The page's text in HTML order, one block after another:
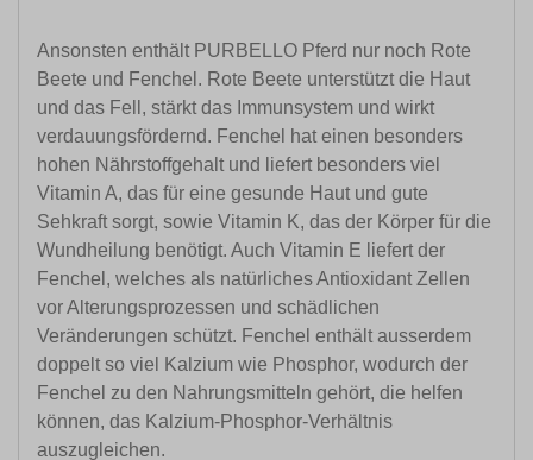
Ansonsten enthält PURBELLO Pferd nur noch Rote
Beete und Fenchel. Rote Beete unterstützt die Haut
und das Fell, stärkt das Immunsystem und wirkt
verdauungsfördernd. Fenchel hat einen besonders
hohen Nährstoffgehalt und liefert besonders viel
Vitamin A, das für eine gesunde Haut und gute
Sehkraft sorgt, sowie Vitamin K, das der Körper für die
Wundheilung benötigt. Auch Vitamin E liefert der
Fenchel, welches als natürliches Antioxidant Zellen
vor Alterungsprozessen und schädlichen
Veränderungen schützt. Fenchel enthält ausserdem
doppelt so viel Kalzium wie Phosphor, wodurch der
Fenchel zu den Nahrungsmitteln gehört, die helfen
können, das Kalzium-Phosphor-Verhältnis
auszugleichen.